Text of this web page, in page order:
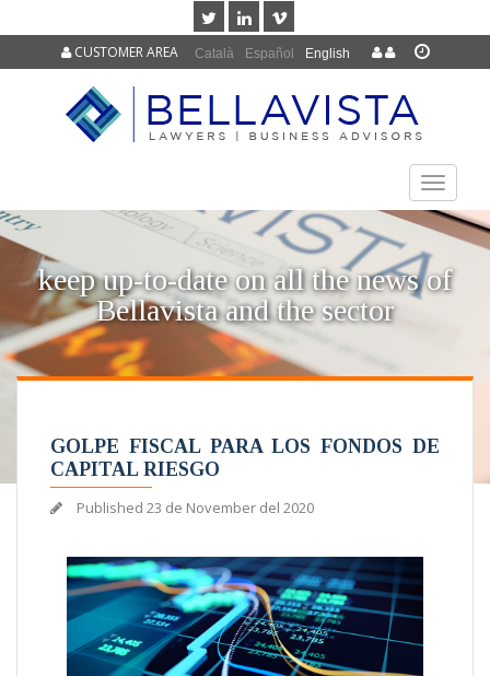
Català Español English
CUSTOMER AREA
TOGGLE
keep up-to-date on all the news of
Bellavista and the sector
GOLPE FISCAL PARA LOS FONDOS DE
CAPITAL RIESGO
Published 23 de November del 2020